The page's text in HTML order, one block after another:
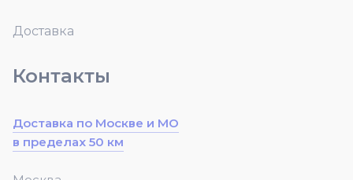
Доставка
Контакты
Доставка по Москве и МО
в пределах 50 км